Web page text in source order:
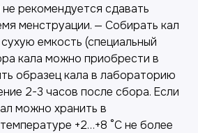
рекомендуется сдавать
менструации. — Собирать кал
емкость (специальный
кала можно приобрести в
образец кала в лабораторию
2-3 часов после сбора. Если
можно хранить в
+2…+8 °C не более